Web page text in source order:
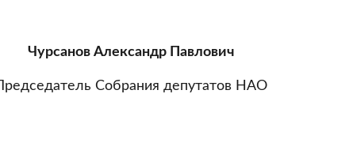
Чурсанов Александр Павлович
Собрания депутатов НАО